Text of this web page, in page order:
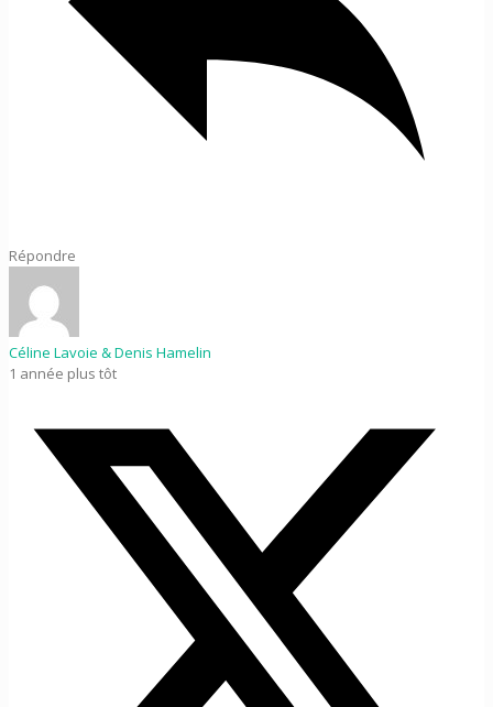
Répondre
Céline Lavoie & Denis Hamelin
1 année plus tôt